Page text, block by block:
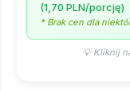
(1,70 PLN/porcję)
* Brak cen dla
💡 Kliknij